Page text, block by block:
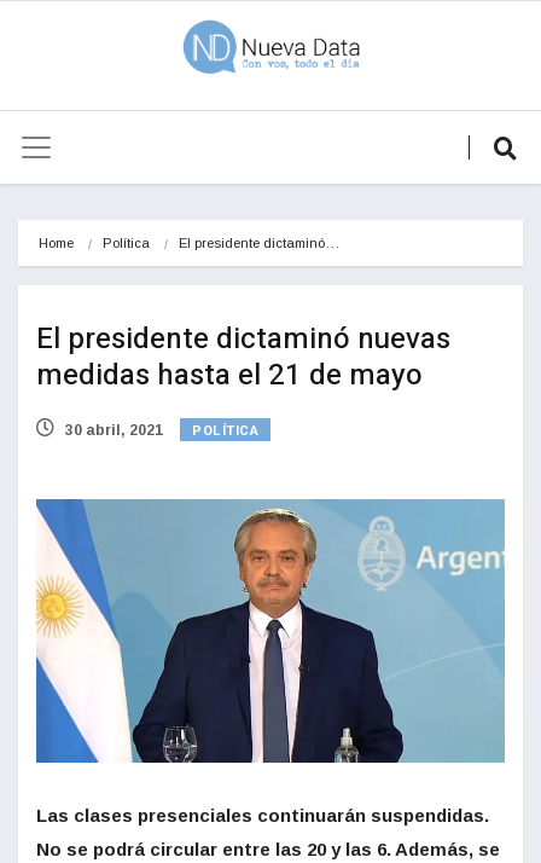
Home Política El presidente dictaminó…
El presidente dictaminó nuevas
medidas hasta el 21 de mayo
30 abril, 2021 POLÍTICA
Las clases presenciales continuarán suspendidas.
No se podrá circular entre las 20 y las 6. Además, se